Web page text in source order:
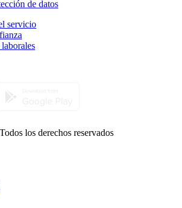
de datos
servicio
los derechos reservados